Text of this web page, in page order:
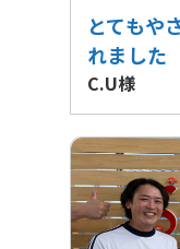
とてもや
れました
C.U様